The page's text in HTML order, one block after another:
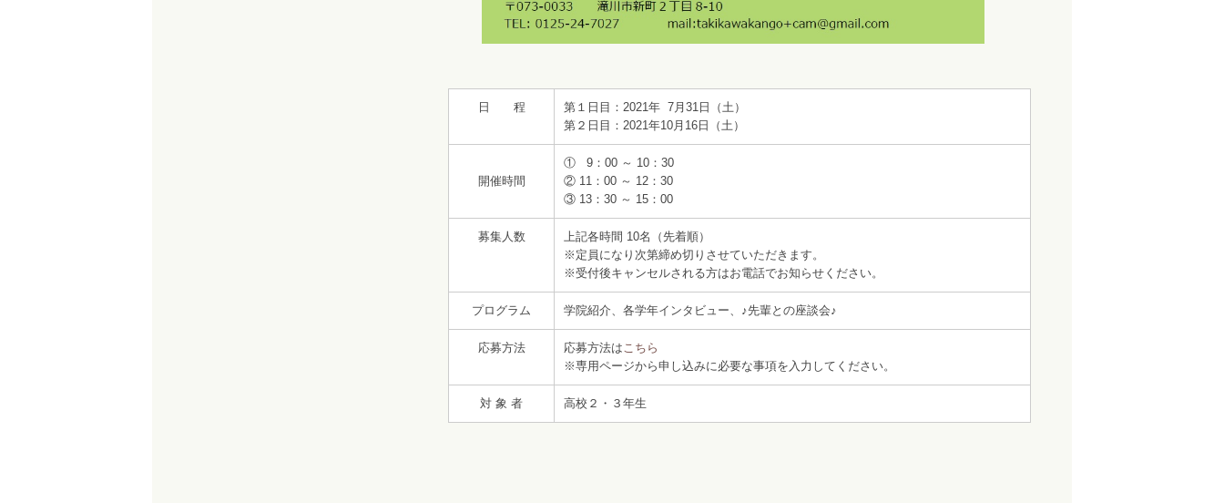
日 程
第１日目：2021年 7月31日（土）
第２日目：2021年10月16日（土）
開催時間
① 9：00 ～ 10：30
② 11：00 ～ 12：30
③ 13：30 ～ 15：00
募集人数
上記各時間 10名（先着順）
※定員になり次第締め切りさせていただきます。
※受付後キャンセルされる方はお電話でお知らせください。
プログラム 学院紹介、各学年インタビュー、♪先輩との座談会♪
応募方法 応募方法はこちら
※専用ページから申し込みに必要な事項を入力してください。
対 象 者 高校２・３年生